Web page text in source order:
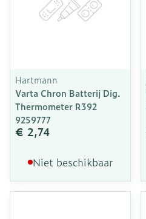
Hartmann
Varta Chron Batterij Dig.
Thermometer R392
9259777
€ 2,74
Niet beschikbaar